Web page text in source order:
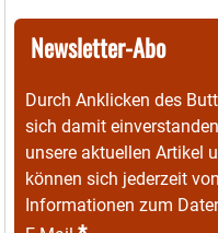
Newsletter-Abo
Durch Anklicken des
sich damit
unsere aktuellen Artikel
können sich jederzeit
Informationen zum